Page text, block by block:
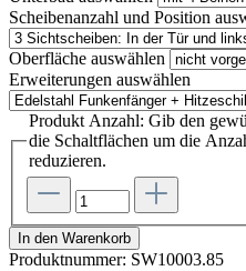
Scheibenanzahl und Position
Oberfläche auswählen
Erweiterungen auswählen
Produkt Anzahl: Gib den
die Schaltflächen um die
reduzieren.
In den Warenkorb
Produktnummer: SW10003.85